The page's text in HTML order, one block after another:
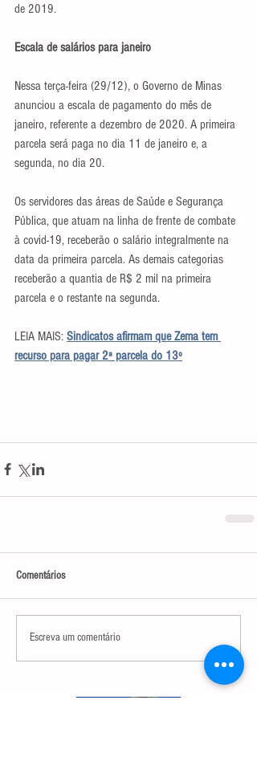
de 2019.
Escala de salários para janeiro
Nessa terça-feira (29/12), o Governo de Minas
anunciou a escala de pagamento do mês de
janeiro, referente a dezembro de 2020. A primeira
parcela será paga no dia 11 de janeiro e, a
segunda, no dia 20.
Os servidores das áreas de Saúde e Segurança
Pública, que atuam na linha de frente de combate
à covid-19, receberão o salário integralmente na
data da primeira parcela. As demais categorias
receberão a quantia de R$ 2 mil na primeira
parcela e o restante na segunda.
LEIA MAIS: Sindicatos afirmam que Zema tem
recurso para pagar 2ª parcela do 13º
Comentários
Escreva um comentário